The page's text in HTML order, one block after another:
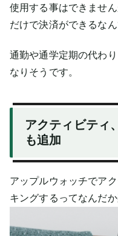
使用する事はできませ
だけで決済ができるな
通勤や通学定期の代わ
なりそうです。
アクティビティ
も追加
アップルウォッチでア
キングするってなんだか